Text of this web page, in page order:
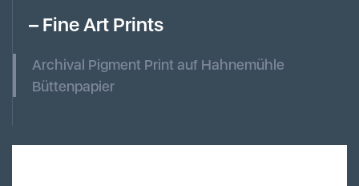
– Fine Art Prints
Archival Pigment Print auf Hahnemühle
Büttenpapier